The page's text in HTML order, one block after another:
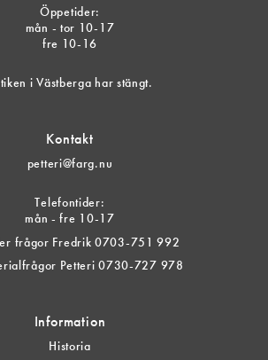
Öppetider:
mån - tor 10-17
fre 10-16
i Västberga har stängt.
Kontakt
petteri@farg.nu
Telefontider:
mån - fre 10-17
frågor Fredrik 0703-751 992
Petteri 0730-727 978
Information
Historia